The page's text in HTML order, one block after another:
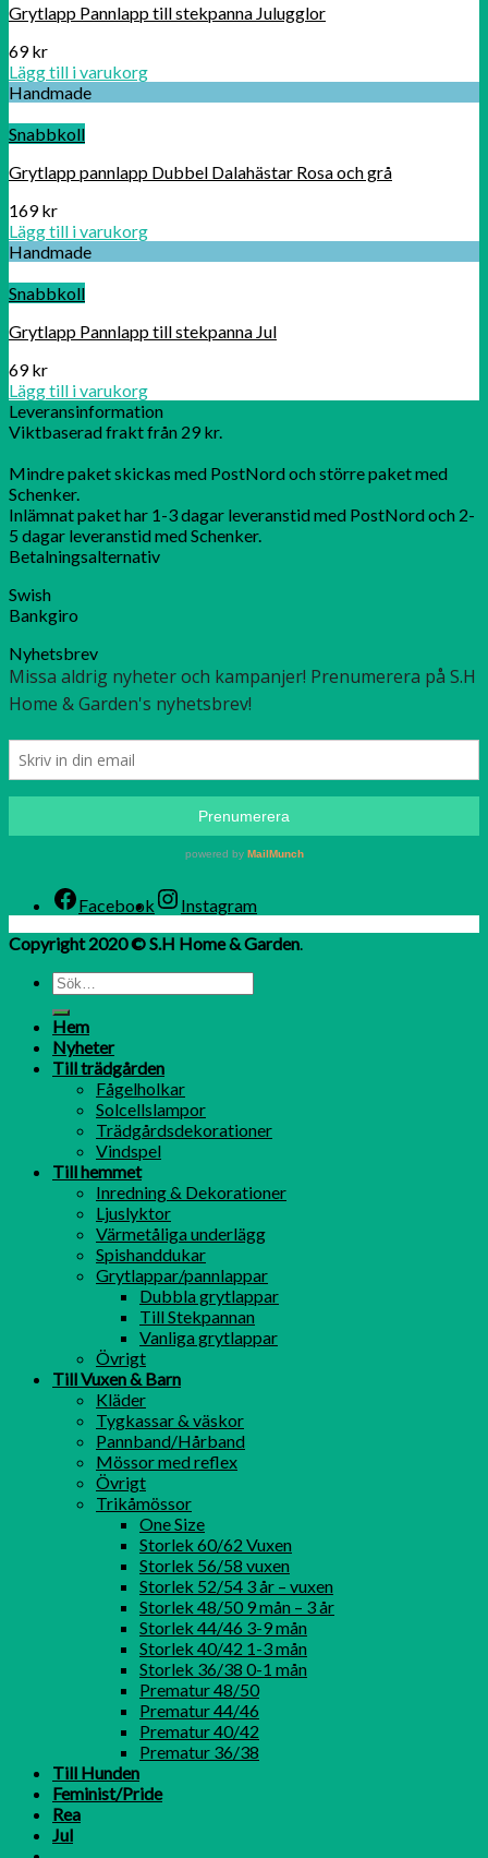
Grytlapp Pannlapp till stekpanna Julugglor
69kr
Lägg till i varukorg
Handmade
Snabbkoll
Grytlapp pannlapp Dubbel Dalahästar Rosa och grå
169kr
Lägg till i varukorg
Handmade
Snabbkoll
Grytlapp Pannlapp till stekpanna Jul
69kr
Lägg till i varukorg
Leveransinformation
Viktbaserad frakt från 29 kr.
Mindre paket skickas med PostNord och större paket med
Schenker.
Inlämnat paket har 1-3 dagar leveranstid med PostNord och 2-
5 dagar leveranstid med Schenker.
Betalningsalternativ
Swish
Bankgiro
Nyhetsbrev
Facebook
Instagram
Copyright 2020 © S.H Home & Garden.
Hem
Nyheter
Till trädgården
Fågelholkar
Solcellslampor
Trädgårdsdekorationer
Vindspel
Till hemmet
Inredning & Dekorationer
Ljuslyktor
Värmetåliga underlägg
Spishanddukar
Grytlappar/pannlappar
Dubbla grytlappar
Till Stekpannan
Vanliga grytlappar
Övrigt
Till Vuxen & Barn
Kläder
Tygkassar & väskor
Pannband/Hårband
Mössor med reflex
Övrigt
Trikåmössor
One Size
Storlek 60/62 Vuxen
Storlek 56/58 vuxen
Storlek 52/54 3 år – vuxen
Storlek 48/50 9 mån – 3 år
Storlek 44/46 3-9 mån
Storlek 40/42 1-3 mån
Storlek 36/38 0-1 mån
Prematur 48/50
Prematur 44/46
Prematur 40/42
Prematur 36/38
Till Hunden
Feminist/Pride
Rea
Jul